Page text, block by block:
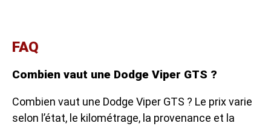
FAQ
Combien vaut une Dodge Viper GTS ?
Combien vaut une Dodge Viper GTS ? Le prix varie
selon l’état, le kilométrage, la provenance et la